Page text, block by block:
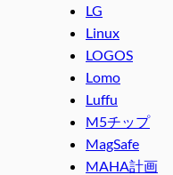
LG
Linux
LOGOS
Lomo
Luffu
M5チップ
MagSafe
MAHA計画